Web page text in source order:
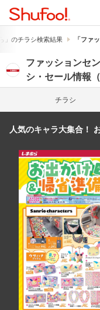
」のチラシ検索結果 「ファ
ファッションセ
シ・セール情報
チラシ
人気のキャラ大集合！